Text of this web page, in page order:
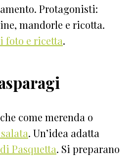
Protagonisti:
mandorle e ricotta.
foto e ricetta.
come merenda o
. Un’idea adatta
Pasquetta. Si preparano